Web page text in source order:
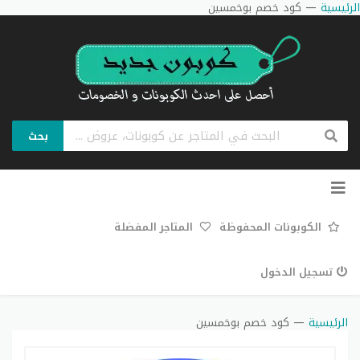
الرئيسية — كود خصم بوخمسين
بحث
تخطي
الكوبونات المحفوظة المتاجر المفضلة
تسجيل الدخول
الرئيسية — كود خصم بوخمسين